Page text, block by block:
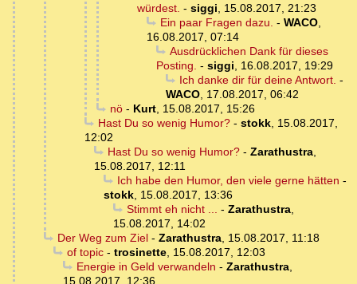
würdest. - siggi, 15.08.2017, 21:23
Ein paar Fragen dazu. - WACO,
16.08.2017, 07:14
Ausdrücklichen Dank für dieses
Posting. - siggi, 16.08.2017, 19:29
Ich danke dir für deine Antwort. -
WACO, 17.08.2017, 06:42
nö- Kurt, 15.08.2017, 15:26
Hast Du so wenig Humor?- stokk, 15.08.2017,
12:02
Hast Du so wenig Humor?- Zarathustra,
15.08.2017, 12:11
Ich habe den Humor, den viele gerne hätten -
stokk, 15.08.2017, 13:36
Stimmt eh nicht ... - Zarathustra,
15.08.2017, 14:02
Der Weg zum Ziel- Zarathustra, 15.08.2017, 11:18
of topic- trosinette, 15.08.2017, 12:03
Energie in Geld verwandeln - Zarathustra,
15.08.2017, 12:36